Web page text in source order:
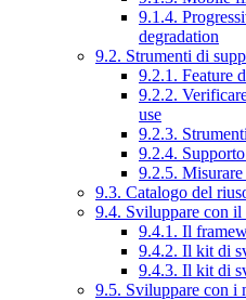
9.1.4.
degradation
9.2. Strumenti di
9.2.1. Feature
9.2.2.
use
9.2.3.
9.2.4.
9.2.5.
9.3. Catalogo del
9.4. Sviluppare con il
9.4.1. Il
9.4.2. Il kit di
9.4.3. Il kit di
9.5. Sviluppare con i